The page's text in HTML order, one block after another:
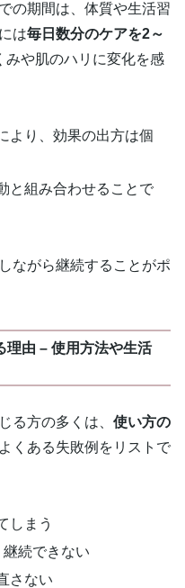
の期間は、体質や生活習
は毎日数分のケアを2～
みや肌のハリに変化を感
より、効果の出方は個
と組み合わせることで
ながら継続することがポ
理由 – 使用方法や生活
る方の多くは、 使い方の
くある失敗例をリストで
しまう
続できない
さない